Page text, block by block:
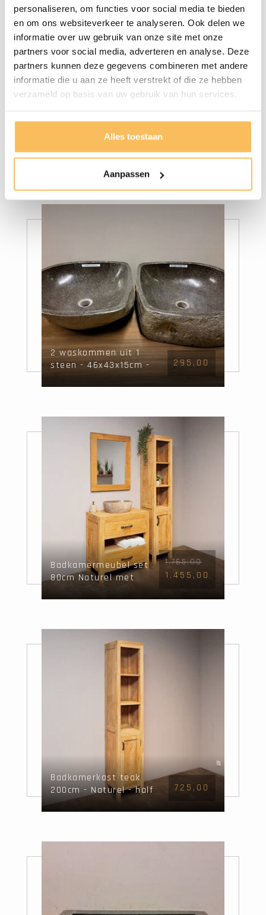
personaliseren, om functies voor social media te bieden
en om ons websiteverkeer te analyseren. Ook delen we
informatie over uw gebruik van onze site met onze
partners voor social media, adverteren en analyse. Deze
partners kunnen deze gegevens combineren met andere
informatie die u aan ze heeft verstrekt of die ze hebben
verzameld op basis van uw gebruik van hun services.
Alles toestaan
Aanpassen
Badmeubelset 160cm
incl kast, spiegel &
1.855,00
2 waskommen uit 1
steen - 46x43x15cm -
295,00
Badkamermeubel set
80cm Naturel met
waskom, kast &
spiegel
1.765,00
1.455,00
Badkamerkast teak
200cm - Naturel - half
open
725,00